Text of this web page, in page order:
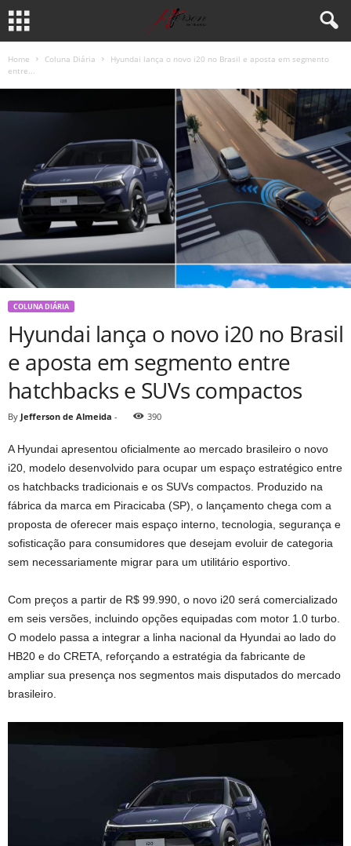
Home Coluna Diária
Hyundai lança o novo i20 no Brasil e aposta em segmento
entre...
COLUNA DIÁRIA
Hyundai lança o novo i20 no Brasil
e aposta em segmento entre
hatchbacks e SUVs compactos
By Jefferson de Almeida - 390
A Hyundai apresentou oficialmente ao mercado brasileiro o novo
i20, modelo desenvolvido para ocupar um espaço estratégico entre
os hatchbacks tradicionais e os SUVs compactos. Produzido na
fábrica da marca em Piracicaba (SP), o lançamento chega com a
proposta de oferecer mais espaço interno, tecnologia, segurança e
sofisticação para consumidores que desejam evoluir de categoria
sem necessariamente migrar para um utilitário esportivo.
Com preços a partir de R$ 99.990, o novo i20 será comercializado
em seis versões, incluindo opções equipadas com motor 1.0 turbo.
O modelo passa a integrar a linha nacional da Hyundai ao lado do
HB20 e do CRETA, reforçando a estratégia da fabricante de
ampliar sua presença nos segmentos mais disputados do mercado
brasileiro.